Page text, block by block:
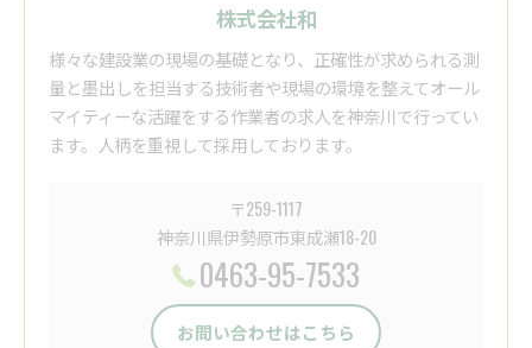
株式会社和
様々な建設業の現場の基礎となり、正確性が求められる測
量と墨出しを担当する技術者や現場の環境を整えてオール
マイティーな活躍をする作業者の求人を神奈川で行ってい
ます。人柄を重視して採用しております。
〒259-1117
神奈川県伊勢原市東成瀬18-20
0463-95-7533
お問い合わせはこちら